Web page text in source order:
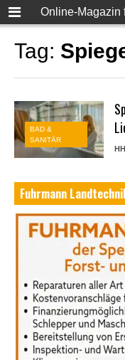
Online-Magazin
Tag:
BAD &
SANITÄR
HH
Fuhrmann